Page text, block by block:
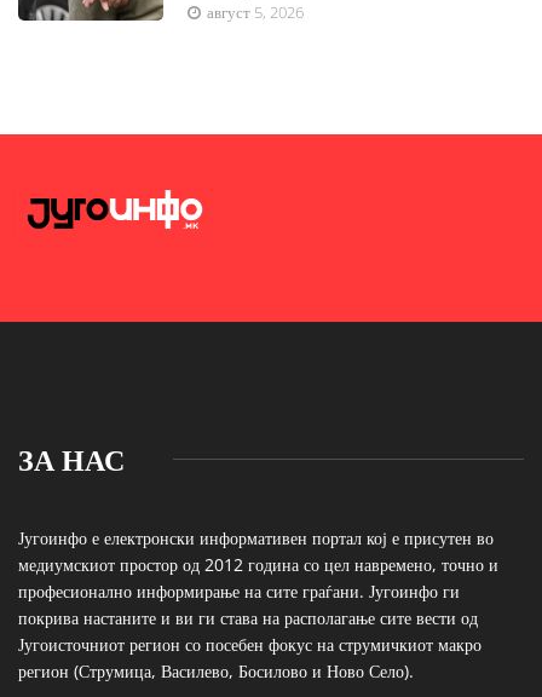
август 5, 2026
ЗА НАС
Југоинфо е електронски информативен портал кој е присутен во
медиумскиот простор од 2012 година со цел навремено, точно и
професионално информирање на сите граѓани. Југоинфо ги
покрива настаните и ви ги става на располагање сите вести од
Југоисточниот регион со посебен фокус на струмичкиот макро
регион (Струмица, Василево, Босилово и Ново Село).